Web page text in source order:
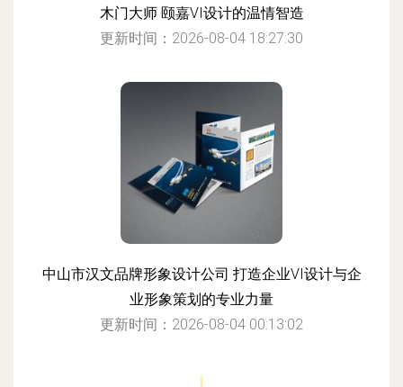
木门大师 颐嘉VI设计的温情智造
更新时间：2026-08-04 18:27:30
中山市汉文品牌形象设计公司 打造企业VI设计与企
业形象策划的专业力量
更新时间：2026-08-04 00:13:02